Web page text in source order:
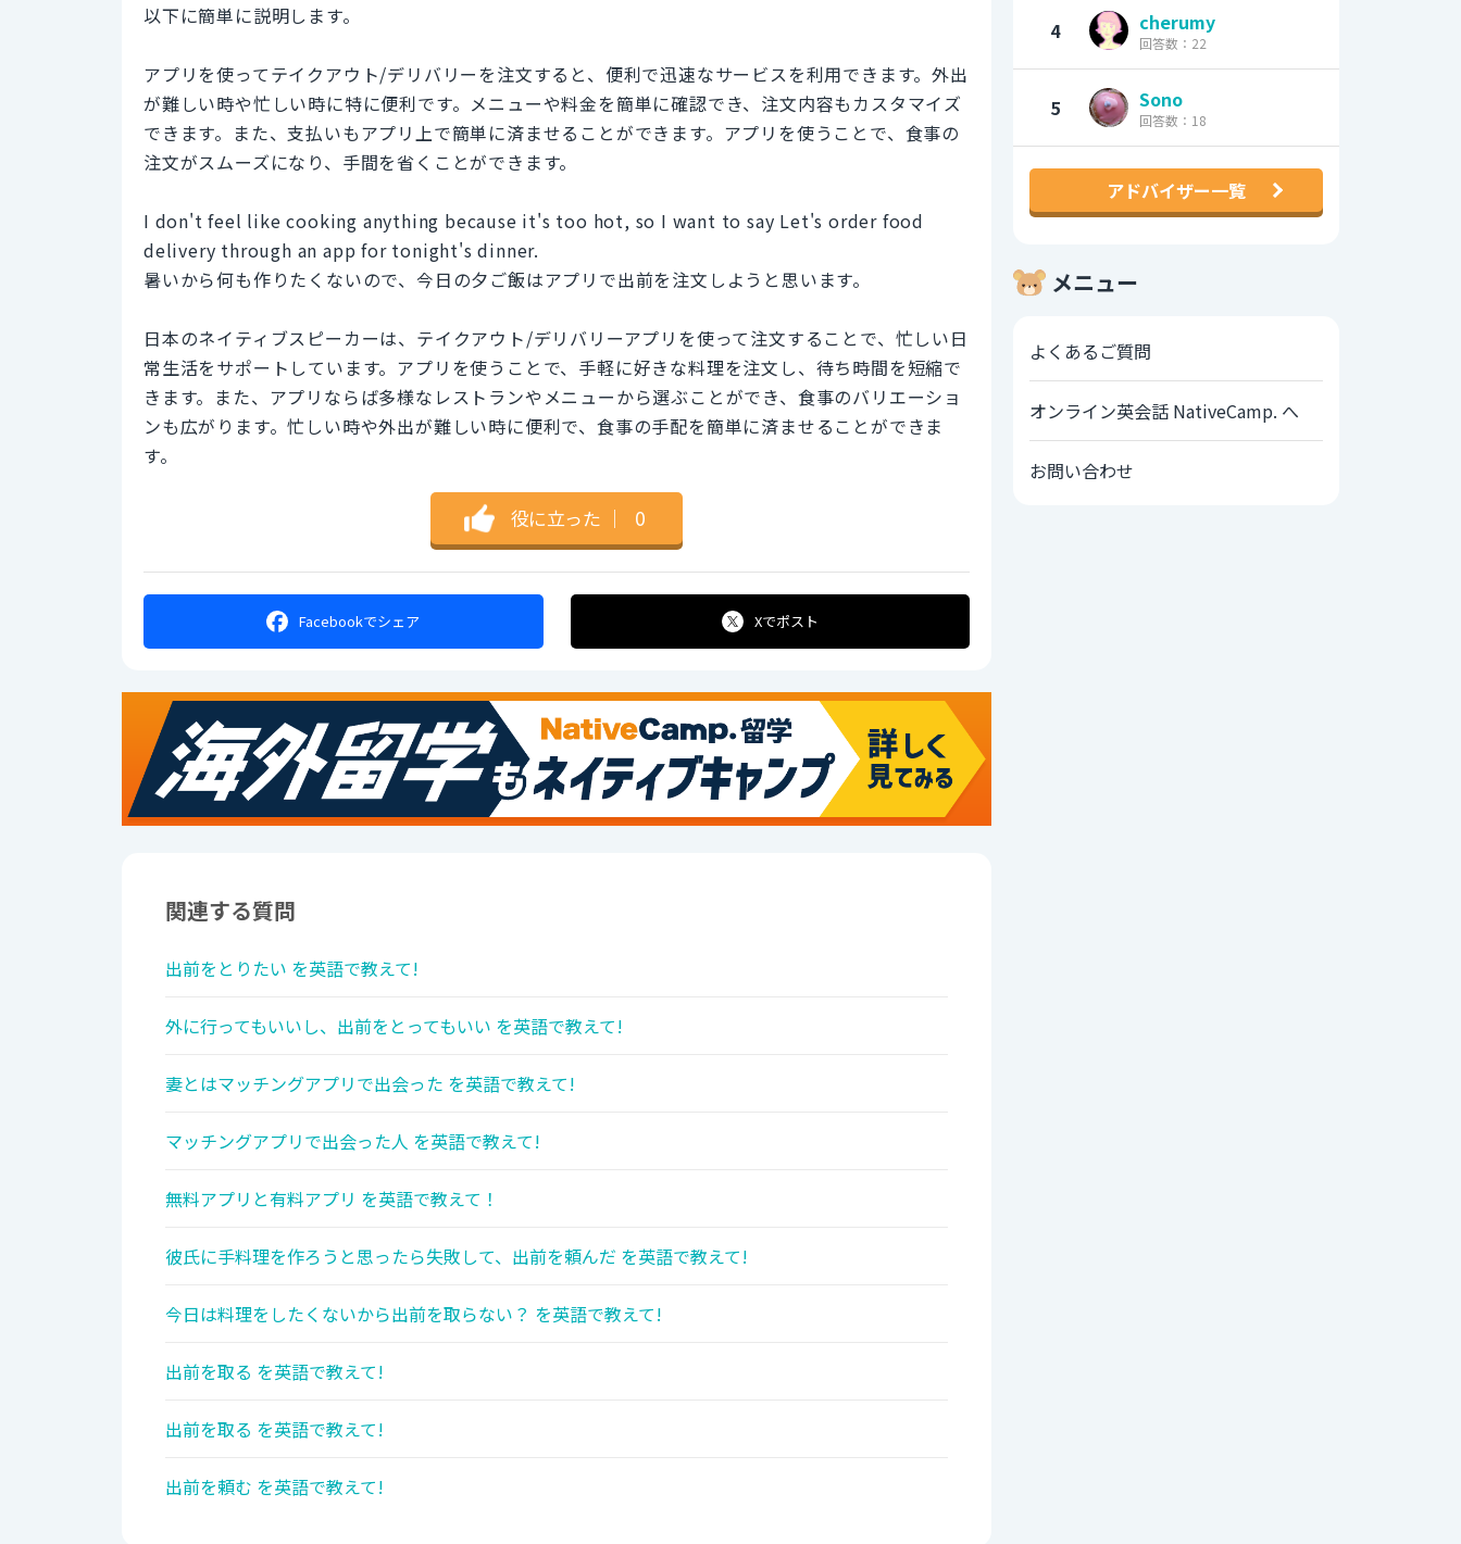
以下に簡単に説明します。
アプリを使ってテイクアウト/デリバリーを注文すると、便利で迅速なサービスを利用できます。外出
が難しい時や忙しい時に特に便利です。メニューや料金を簡単に確認でき、注文内容もカスタマイズ
できます。また、支払いもアプリ上で簡単に済ませることができます。アプリを使うことで、食事の
注文がスムーズになり、手間を省くことができます。
I don't feel like cooking anything because it's too hot, so I want to say Let's order food
delivery through an app for tonight's dinner.
暑いから何も作りたくないので、今日の夕ご飯はアプリで出前を注文しようと思います。
日本のネイティブスピーカーは、テイクアウト/デリバリーアプリを使って注文することで、忙しい日
常生活をサポートしています。アプリを使うことで、手軽に好きな料理を注文し、待ち時間を短縮で
きます。また、アプリならば多様なレストランやメニューから選ぶことができ、食事のバリエーショ
ンも広がります。忙しい時や外出が難しい時に便利で、食事の手配を簡単に済ませることができま
す。
役に立った ｜ 0
Facebookでシェア Xでポスト
関連する質問
出前をとりたい を英語で教えて!
外に行ってもいいし、出前をとってもいい を英語で教えて!
妻とはマッチングアプリで出会った を英語で教えて!
マッチングアプリで出会った人 を英語で教えて!
無料アプリと有料アプリ を英語で教えて！
彼氏に手料理を作ろうと思ったら失敗して、出前を頼んだ を英語で教えて!
今日は料理をしたくないから出前を取らない？ を英語で教えて!
出前を取る を英語で教えて!
出前を取る を英語で教えて!
出前を頼む を英語で教えて!
4 cherumy
回答数：22
5 Sono
回答数：18
アドバイザー一覧
メニュー
よくあるご質問
オンライン英会話 NativeCamp. へ
お問い合わせ